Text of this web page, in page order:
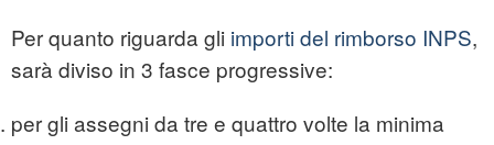
Per quanto riguarda gli importi del rimborso INPS,
sarà diviso in 3 fasce progressive:
per gli assegni da tre e quattro volte la minima